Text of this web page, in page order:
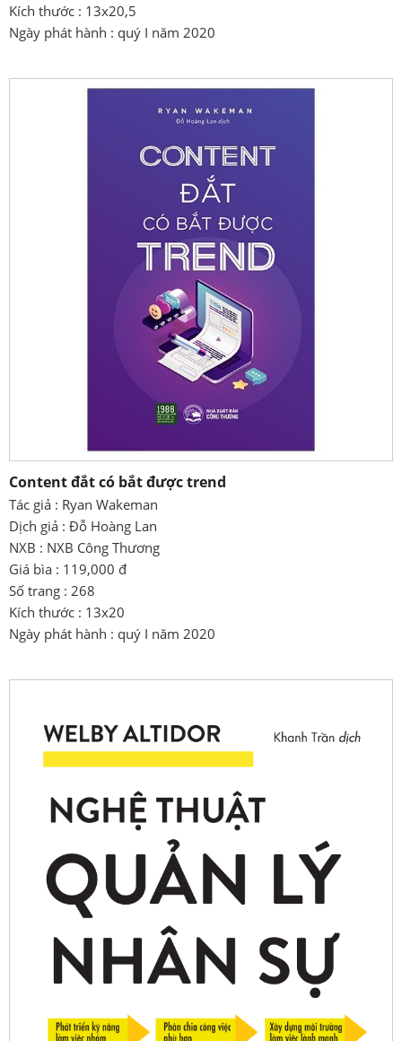
Kích thước : 13x20,5
Ngày phát hành : quý I năm 2020
Content đắt có bắt được trend
Tác giả : Ryan Wakeman
Dịch giả : Đỗ Hoàng Lan
NXB : NXB Công Thương
Giá bìa : 119,000 đ
Số trang : 268
Kích thước : 13x20
Ngày phát hành : quý I năm 2020